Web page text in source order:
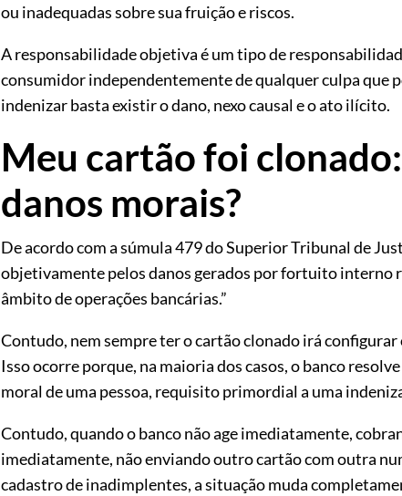
ou inadequadas sobre sua fruição e riscos.
A responsabilidade objetiva é um tipo de
consumidor independentemente de qualquer culpa que
indenizar basta existir o dano, nexo causal e o ato ilícito.
Meu cartão foi
danos morais?
De acordo com a súmula 479 do Superior Tribunal de
objetivamente pelos danos gerados por fortuito interno
âmbito de operações bancárias.”
Contudo, nem sempre ter o cartão clonado irá
Isso ocorre porque, na maioria dos casos, o banco
moral de uma pessoa, requisito primordial a uma
Contudo, quando o banco não age imediatamente,
imediatamente, não enviando outro cartão com outra
cadastro de inadimplentes, a situação muda